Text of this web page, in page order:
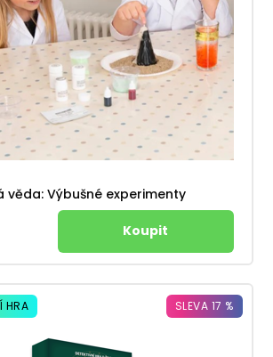
věda: Výbušné experimenty
HRA SLEVA 17 %